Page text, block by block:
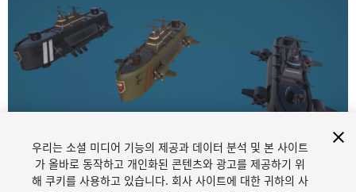
1/5
우리는 소셜 미디어 기능의 제공과 데이터 분석 및 본 사이트
가 올바로 동작하고 개인화된 콘텐츠와 광고를 제공하기 위
해 쿠키를 사용하고 있습니다. 회사 사이트에 대한 귀하의 사